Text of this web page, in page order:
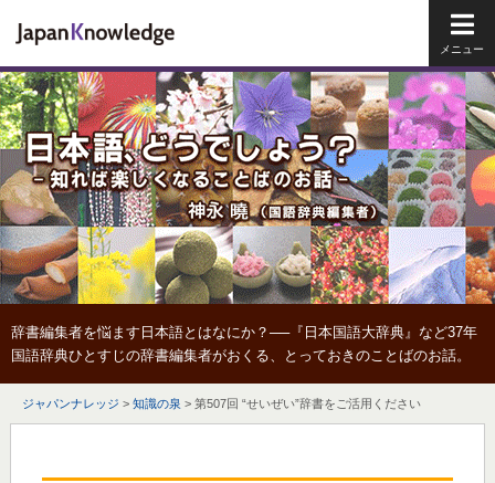
辞書編集者を悩ます日本語とはなにか？──『日本国語大辞典』など37年
国語辞典ひとすじの辞書編集者がおくる、とっておきのことばのお話。
ジャパンナレッジ > 知識の泉 > 第507回 “せいぜい”辞書をご活用ください